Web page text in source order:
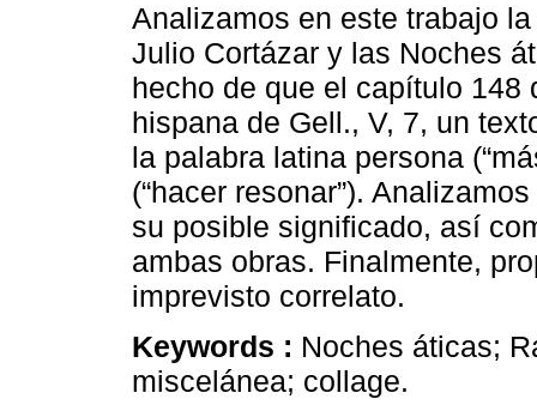
Analizamos en este trabajo
Julio Cortázar y las Noches
hecho de que el capítulo 148
hispana de Gell., V, 7, un
la palabra latina persona
(“hacer resonar”).
su posible significado, así
ambas obras. Finalmente,
imprevisto correlato.
Keywords : Noches áticas;
miscelánea; collage.